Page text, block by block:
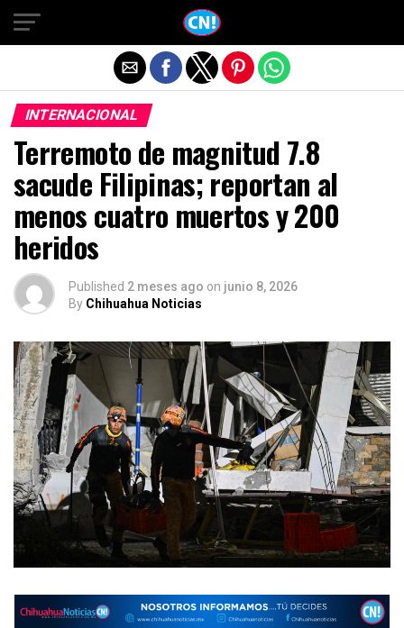
INTERNACIONAL
Terremoto de magnitud 7.8
sacude Filipinas; reportan al
menos cuatro muertos y 200
heridos
Published 2 meses ago on junio 8, 2026
By Chihuahua Noticias
Salir de la versión móvil